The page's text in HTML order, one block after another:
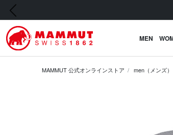
前の画像
MEN
MAMMUT 公式オンラインストア men（メンズ）